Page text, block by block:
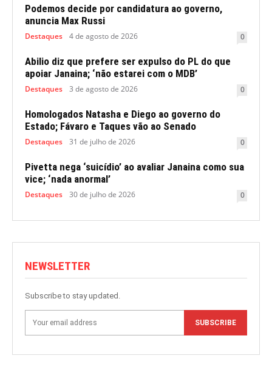
Podemos decide por candidatura ao governo,
anuncia Max Russi
Destaques 4 de agosto de 2026 0
Abilio diz que prefere ser expulso do PL do que
apoiar Janaina; ‘não estarei com o MDB’
Destaques 3 de agosto de 2026 0
Homologados Natasha e Diego ao governo do
Estado; Fávaro e Taques vão ao Senado
Destaques 31 de julho de 2026 0
Pivetta nega ‘suicídio’ ao avaliar Janaina como sua
vice; ‘nada anormal’
Destaques 30 de julho de 2026 0
NEWSLETTER
Subscribe to stay updated.
SUBSCRIBE